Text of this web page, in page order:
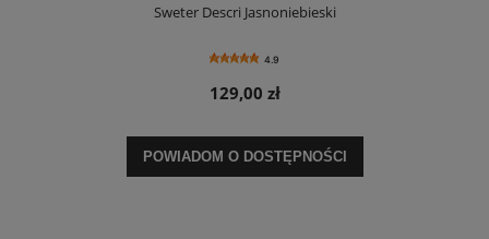
Sweter Descri Jasnoniebieski
4.9
129,00 zł
POWIADOM O DOSTĘPNOŚCI